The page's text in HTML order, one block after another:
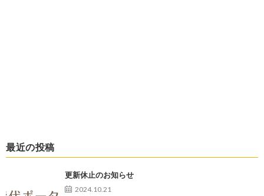
最近の投稿
更新休止のお知らせ
2024.10.21